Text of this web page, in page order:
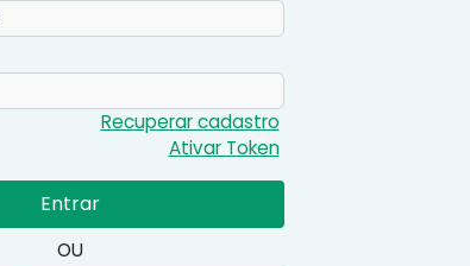
Recuperar cadastro
Ativar Token
Entrar
OU